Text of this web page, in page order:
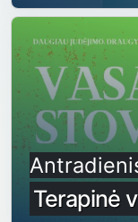
Terapinė